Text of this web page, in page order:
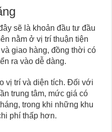
sẽ là khoản đầu tư đầu
nằm ở vị trí thuận tiện
giao hàng, đồng thời có
ra vào dễ dàng.
vị trí và diện tích. Đối với
trung tâm, mức giá có
trong khi những khu
phí thấp hơn.